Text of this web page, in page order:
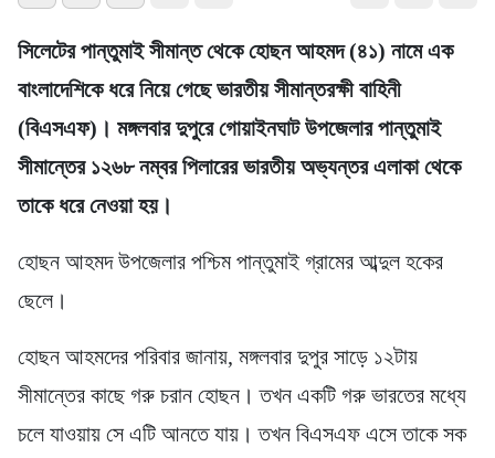
সিলেটের পান্তুমাই সীমান্ত থেকে হোছন আহমদ (৪১) নামে এক
বাংলাদেশিকে ধরে নিয়ে গেছে ভারতীয় সীমান্তরক্ষী বাহিনী
(বিএসএফ)। মঙ্গলবার দুপুরে গোয়াইনঘাট উপজেলার পান্তুমাই
সীমান্তের ১২৬৮ নম্বর পিলারের ভারতীয় অভ্যন্তর এলাকা থেকে
তাকে ধরে নেওয়া হয়।
হোছন আহমদ উপজেলার পশ্চিম পান্তুমাই গ্রামের আব্দুল হকের
ছেলে।
হোছন আহমদের পরিবার জানায়, মঙ্গলবার দুপুর সাড়ে ১২টায়
সীমান্তের কাছে গরু চরান হোছন। তখন একটি গরু ভারতের মধ্যে
চলে যাওয়ায় সে এটি আনতে যায়। তখন বিএসএফ এসে তাকে সক